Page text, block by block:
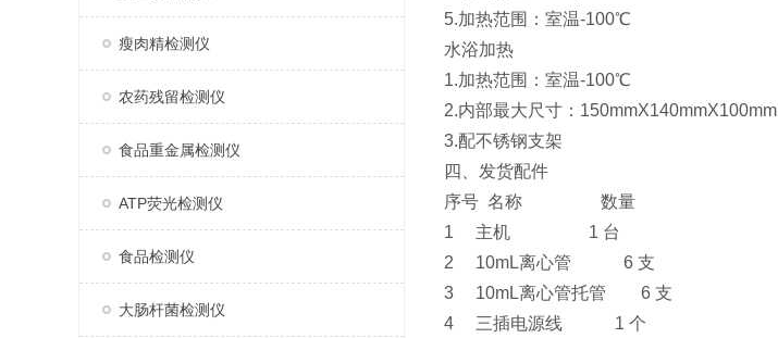
瘦肉精检测仪
农药残留检测仪
食品重金属检测仪
ATP荧光检测仪
食品检测仪
大肠杆菌检测仪
5.加热范围：室温-100℃
水浴加热
1.加热范围：室温-100℃
2.内部最大尺寸：150mmX140mmX100mm
3.配不锈钢支架
四、发货配件
序号 名称 数量
1 主机 1 台
2 10mL离心管 6 支
3 10mL离心管托管 6 支
4 三插电源线 1 个